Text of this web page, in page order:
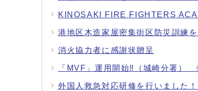
KINOSAKI FIRE FIGHTERS
港地区木造家屋密集街区防災訓練を
消火協力者に感謝状贈呈
「MVF」運用開始‼（城崎分署）
外国人救急対応研修を行いました！